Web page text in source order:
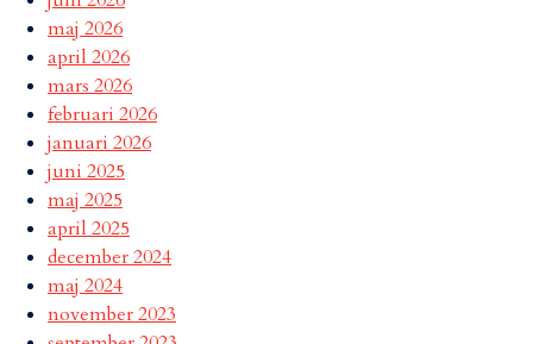
maj 2026
april 2026
mars 2026
februari 2026
januari 2026
juni 2025
maj 2025
april 2025
december 2024
maj 2024
november 2023